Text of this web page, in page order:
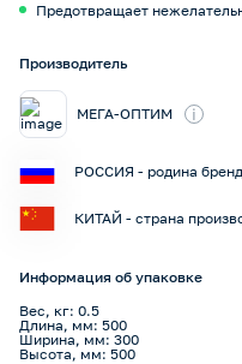
Предотвращает
Производитель
МЕГА-ОПТИМ i
РОССИЯ - родина
КИТАЙ - страна
Информация об упаковке
Вес, кг: 0.5
Длина, мм: 500
Ширина, мм: 300
Высота, мм: 500